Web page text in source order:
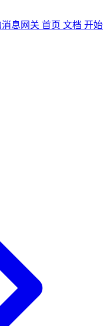
息网关 首页 文档 开始